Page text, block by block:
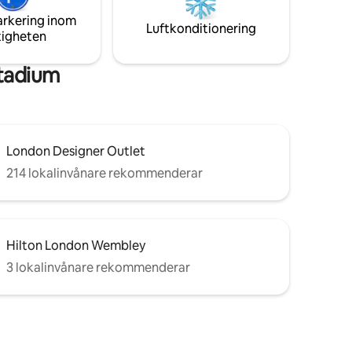
till
London på under 20 minuter) • Några
steg från Boxpark, London Designer
Outlet och över 50 restauranger och
inom
Luftkonditionering
London Designer Outlet
214 lokalinvånare rekommenderar
Hilton London Wembley
3 lokalinvånare rekommenderar